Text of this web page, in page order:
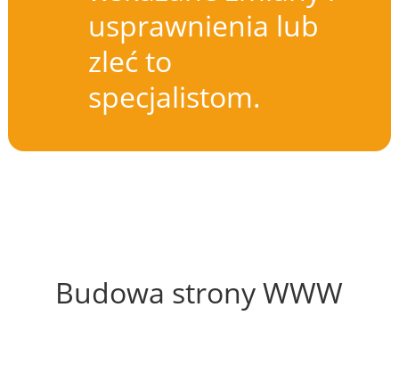
usprawnienia lub
zleć to
specjalistom.
Budowa strony WWW